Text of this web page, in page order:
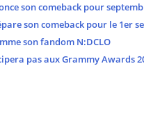
son comeback pour
son comeback pour le 1er
son fandom N:DCLO
pas aux Grammy Awards